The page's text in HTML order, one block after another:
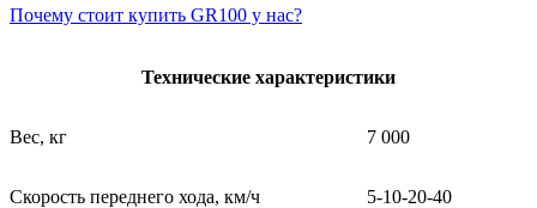
Почему стоит купить GR100 у нас?
Технические характеристики
Вес, кг 7 000
Скорость переднего хода, км/ч 5-10-20-40